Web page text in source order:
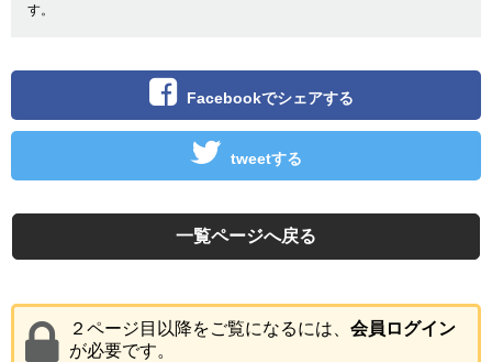
す。
Facebookでシェアする
tweetする
一覧ページへ戻る
２ページ目以降をご覧になるには、 会員ログイン
が必要です。